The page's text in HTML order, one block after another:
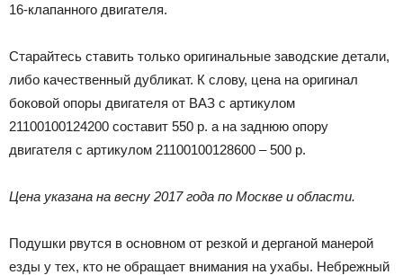
16-клапанного двигателя.
Старайтесь ставить только оригинальные заводские детали,
либо качественный дубликат. К слову, цена на оригинал
боковой опоры двигателя от ВАЗ с артикулом
21100100124200 составит 550 р. а на заднюю опору
двигателя с артикулом 21100100128600 – 500 р.
Цена указана на весну 2017 года по Москве и области.
Подушки рвутся в основном от резкой и дерганой манерой
езды у тех, кто не обращает внимания на ухабы. Небрежный